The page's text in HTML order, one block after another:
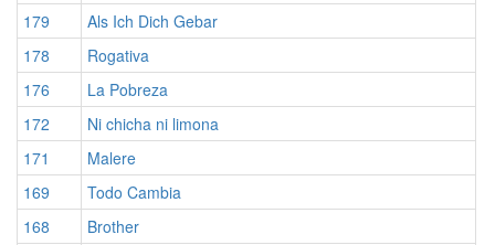
179
Als Ich Dich Gebar
178
Rogativa
176
La Pobreza
172
Ni chicha ni limona
171
Malere
169
Todo Cambia
168
Brother